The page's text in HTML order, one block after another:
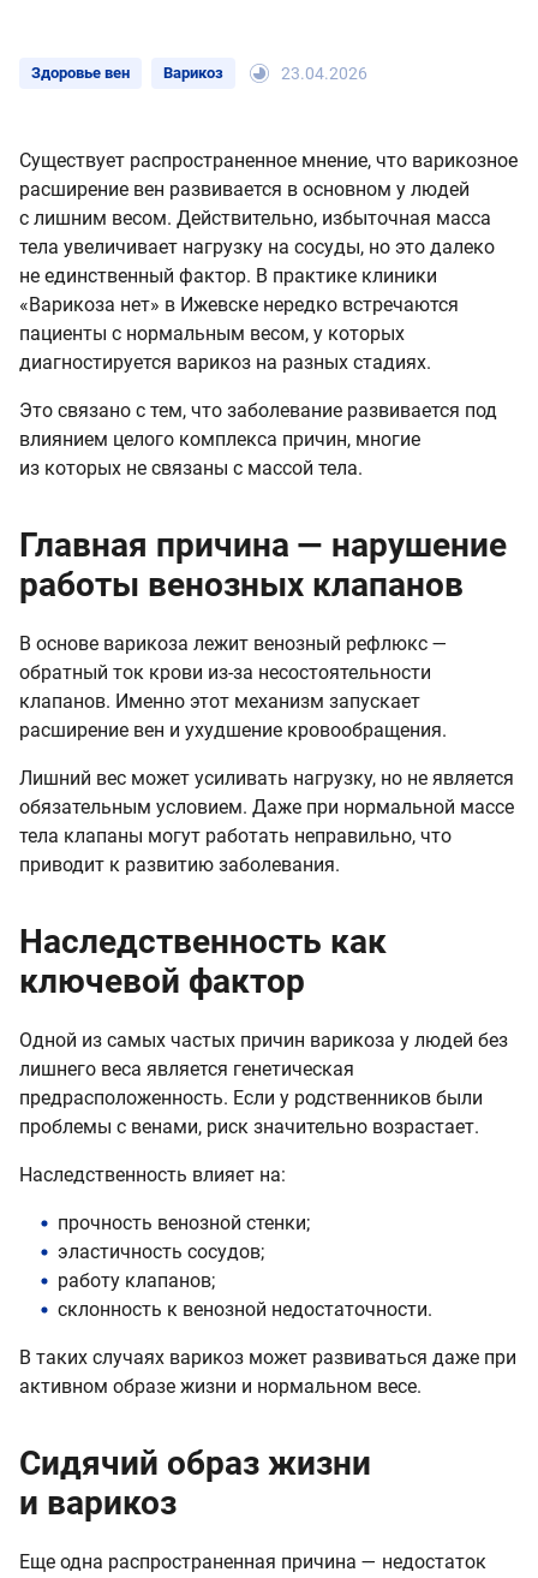
Здоровье вен Варикоз 23.04.2026
Существует распространенное мнение, что варикозное
расширение вен развивается в основном у людей
с лишним весом. Действительно, избыточная масса
тела увеличивает нагрузку на сосуды, но это далеко
не единственный фактор. В практике клиники
«Варикоза нет» в Ижевске нередко встречаются
пациенты с нормальным весом, у которых
диагностируется варикоз на разных стадиях.
Это связано с тем, что заболевание развивается под
влиянием целого комплекса причин, многие
из которых не связаны с массой тела.
Главная причина — нарушение
работы венозных клапанов
В основе варикоза лежит венозный рефлюкс —
обратный ток крови из-за несостоятельности
клапанов. Именно этот механизм запускает
расширение вен и ухудшение кровообращения.
Лишний вес может усиливать нагрузку, но не является
обязательным условием. Даже при нормальной массе
тела клапаны могут работать неправильно, что
приводит к развитию заболевания.
Наследственность как
ключевой фактор
Одной из самых частых причин варикоза у людей без
лишнего веса является генетическая
предрасположенность. Если у родственников были
проблемы с венами, риск значительно возрастает.
Наследственность влияет на:
прочность венозной стенки;
эластичность сосудов;
работу клапанов;
склонность к венозной недостаточности.
В таких случаях варикоз может развиваться даже при
активном образе жизни и нормальном весе.
Сидячий образ жизни
и варикоз
Еще одна распространенная причина — недостаток